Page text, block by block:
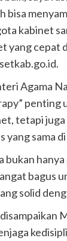
bisa
kabinet
yang cepat
Agama
penting
tetapi juga
yang sama
bukan
bagus
solid